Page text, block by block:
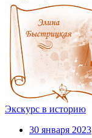
Экскурс в историю
30 января 2023